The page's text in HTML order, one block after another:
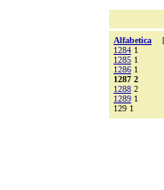
Alfabetica [
1284 1
1285 1
1286 1
1287 2
1288 2
1289 1
129 1